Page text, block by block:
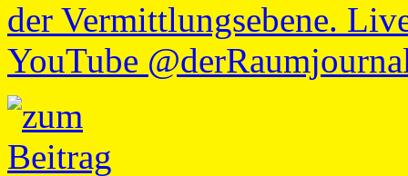
der Vermittlungsebene.
YouTube